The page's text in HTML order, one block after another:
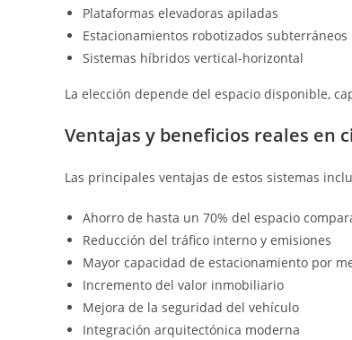
Plataformas elevadoras apiladas
Estacionamientos robotizados subterráneos
Sistemas híbridos vertical-horizontal
La elección depende del espacio disponible,
Ventajas y beneficios reales en
Las principales ventajas de estos sistemas
Ahorro de hasta un 70% del espacio
Reducción del tráfico interno y emisiones
Mayor capacidad de estacionamiento por
Incremento del valor inmobiliario
Mejora de la seguridad del vehículo
Integración arquitectónica moderna